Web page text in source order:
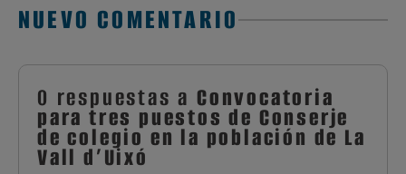
NUEVO COMENTARIO
0 respuestas a Convocatoria
para tres puestos de Conserje
de colegio en la población de La
Vall d’Uixó